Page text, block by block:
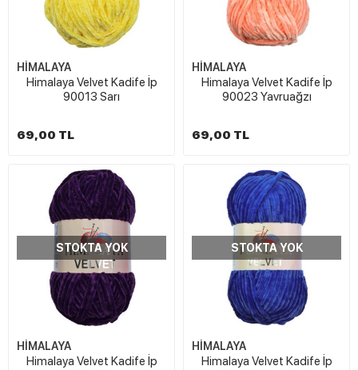
HİMALAYA
Himalaya Velvet Kadife İp
90013 Sarı
69,00 TL
HİMALAYA
Himalaya Velvet Kadife İp
90023 Yavruağzı
69,00 TL
STOKTA YOK
HİMALAYA
Himalaya Velvet Kadife İp
STOKTA YOK
HİMALAYA
Himalaya Velvet Kadife İp